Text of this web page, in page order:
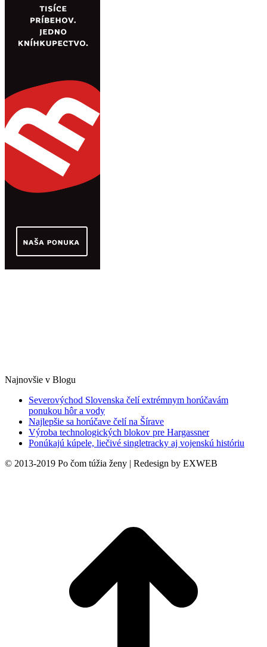
Najnovšie v Blogu
Severovýchod Slovenska čelí extrémnym horúčavám
ponukou hôr a vody
Najlepšie sa horúčave čelí na Šírave
Výroba technologických blokov pre Hargassner
Ponúkajú kúpele, liečivé singletracky aj vojenskú históriu
© 2013-2019 Po čom túžia ženy | Redesign by EXWEB